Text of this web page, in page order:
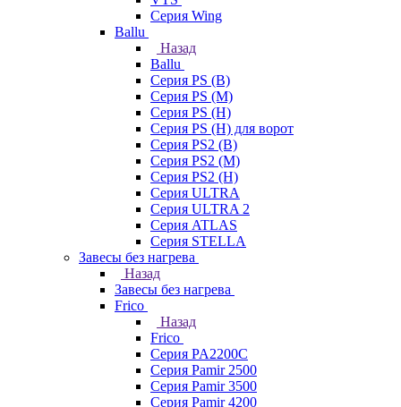
Серия Wing
Ballu
Назад
Ballu
Серия PS (B)
Серия PS (M)
Серия PS (H)
Серия PS (H) для ворот
Серия PS2 (B)
Серия PS2 (M)
Серия PS2 (H)
Серия ULTRA
Серия ULTRA 2
Серия ATLAS
Серия STELLA
Завесы без нагрева
Назад
Завесы без нагрева
Frico
Назад
Frico
Серия PA2200C
Серия Pamir 2500
Серия Pamir 3500
Серия Pamir 4200